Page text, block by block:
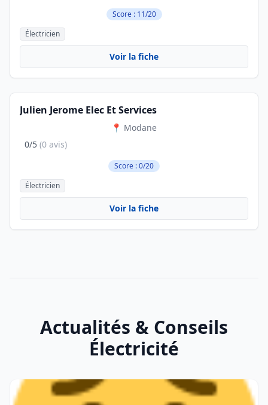
Score : 11/20
Électricien
Voir la fiche
Julien Jerome Elec Et Services
📍 Modane
0/5 (0 avis)
Score : 0/20
Électricien
Voir la fiche
Actualités & Conseils
Électricité